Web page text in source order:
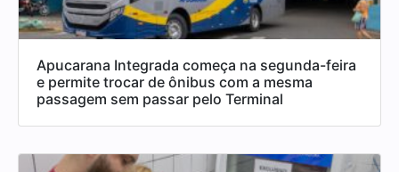
Apucarana Integrada começa na segunda-feira
e permite trocar de ônibus com a mesma
passagem sem passar pelo Terminal